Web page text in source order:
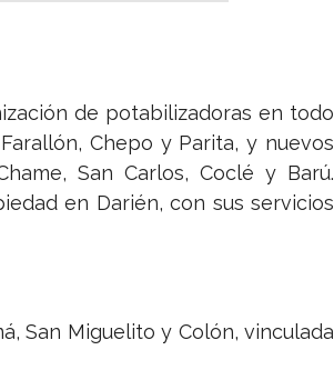
de potabilizadoras en todo
Chepo y Parita, y nuevos
San Carlos, Coclé y Barú.
en Darién, con sus servicios
San Miguelito y Colón, vinculada